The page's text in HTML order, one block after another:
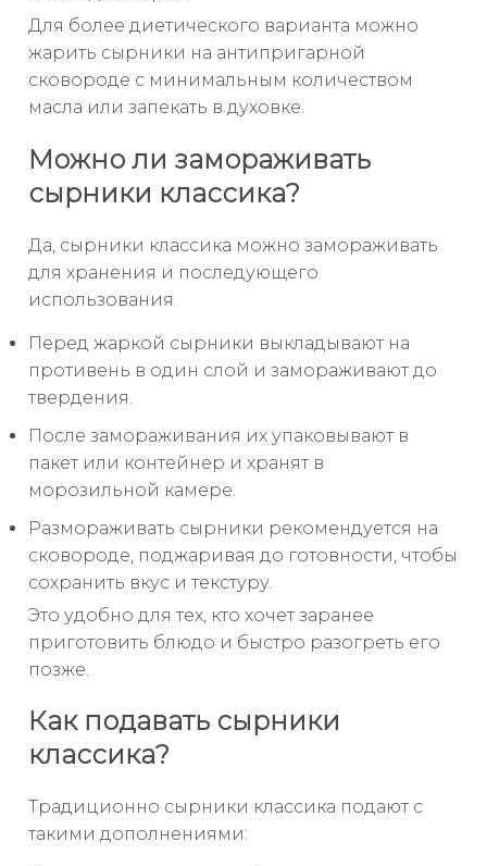
Для более диетического варианта можно
жарить сырники на антипригарной
сковороде с минимальным количеством
масла или запекать в духовке.
Можно ли замораживать
сырники классика?
Да, сырники классика можно замораживать
для хранения и последующего
использования.
Перед жаркой сырники выкладывают на
противень в один слой и замораживают до
твердения.
После замораживания их упаковывают в
пакет или контейнер и хранят в
морозильной камере.
Размораживать сырники рекомендуется на
сковороде, поджаривая до готовности, чтобы
сохранить вкус и текстуру.
Это удобно для тех, кто хочет заранее
приготовить блюдо и быстро разогреть его
позже.
Как подавать сырники
классика?
Традиционно сырники классика подают с
такими дополнениями: